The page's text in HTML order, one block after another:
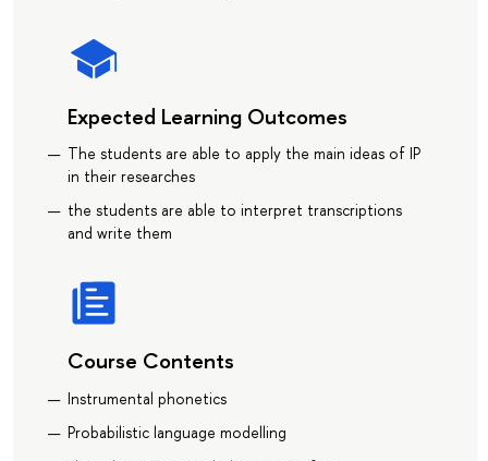
Expected Learning Outcomes
The students are able to apply the main ideas of IP
in their researches
the students are able to interpret transcriptions
and write them
Course Contents
Instrumental phonetics
Probabilistic language modelling